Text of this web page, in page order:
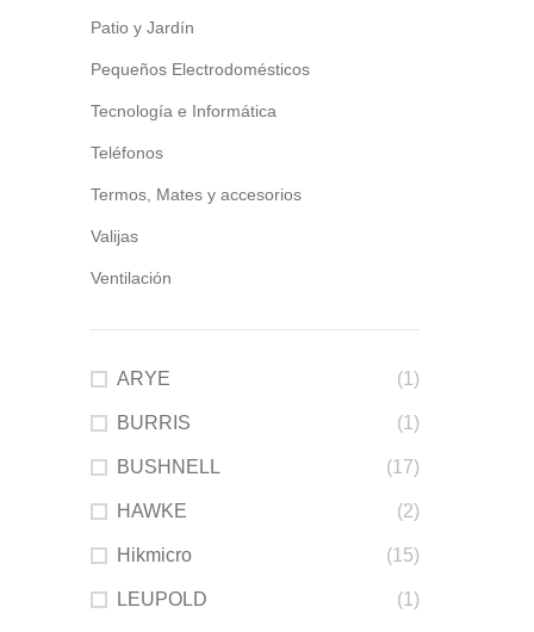
Patio y Jardín
Pequeños Electrodomésticos
Tecnología e Informática
Teléfonos
Termos, Mates y accesorios
Valijas
Ventilación
ARYE (1)
BURRIS (1)
BUSHNELL (17)
HAWKE (2)
Hikmicro (15)
LEUPOLD (1)